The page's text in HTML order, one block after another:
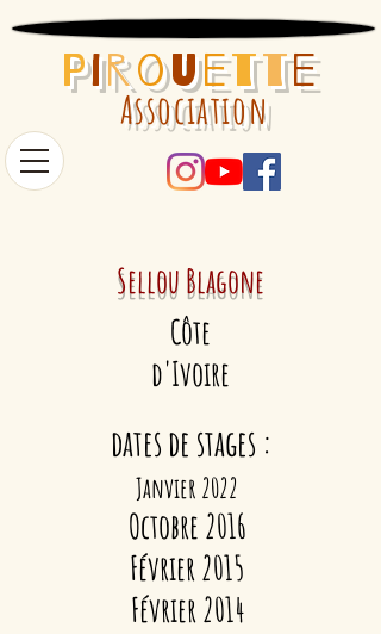
Pirouette
Association
Côte
d'Ivoire
dates de stages :
Janvier 2022
Octobre 2016
Février 2015
Février 2014
Sellou Blagone